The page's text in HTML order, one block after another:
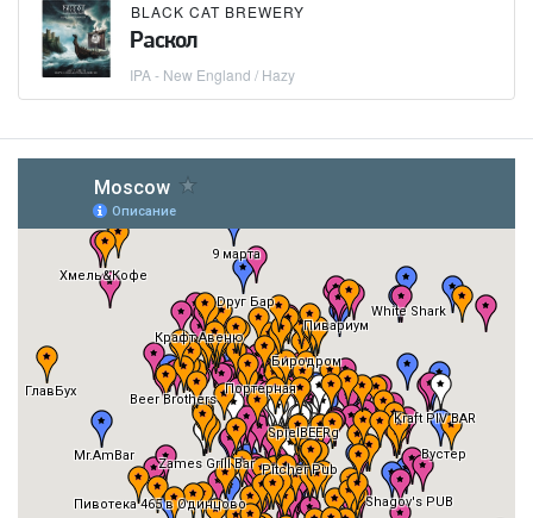
BLACK CAT BREWERY
Раскол
IPA - New England / Hazy